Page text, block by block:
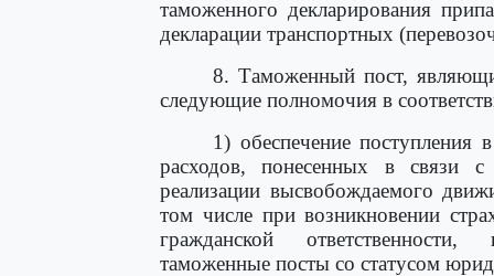
таможенного декларирования
декларации транспортных
8. Таможенный пост,
следующие полномочия в
1) обеспечение поступления
расходов, понесенных в связи с
реализации высвобождаемого
том числе при возникновении
гражданской
таможенные посты со статусом